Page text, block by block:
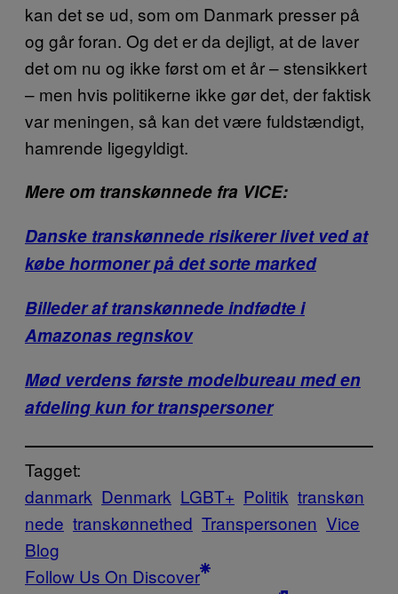
kan det se ud, som om Danmark presser på
og går foran. Og det er da dejligt, at de laver
det om nu og ikke først om et år – stensikkert
– men hvis politikerne ikke gør det, der faktisk
var meningen, så kan det være fuldstændigt,
hamrende ligegyldigt.
Mere om transkønnede fra VICE:
Danske transkønnede risikerer livet ved at
købe hormoner på det sorte marked
Billeder af transkønnede indfødte i
Amazonas regnskov
Mød verdens første modelbureau med en
afdeling kun for transpersoner
Tagget:
danmark Denmark LGBT+ Politik transkøn
nede transkønnethed Transpersonen Vice
Blog
Follow Us On Discover